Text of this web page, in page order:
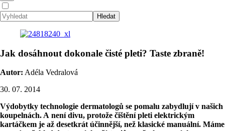
Jak dosáhnout dokonale čisté pleti? Taste zbraně!
Autor: Adéla Vedralová
30. 07. 2014
Výdobytky technologie dermatologů se pomalu zabydlují v našich
koupelnách. A není divu, protože čištění pleti elektrickým
kartáčkem je až desetkrát účinnější, než klasické manuální. Máme